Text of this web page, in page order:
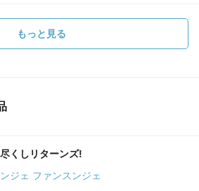
もっと見る
くしリターンズ!
ジェ ファンスンジェ